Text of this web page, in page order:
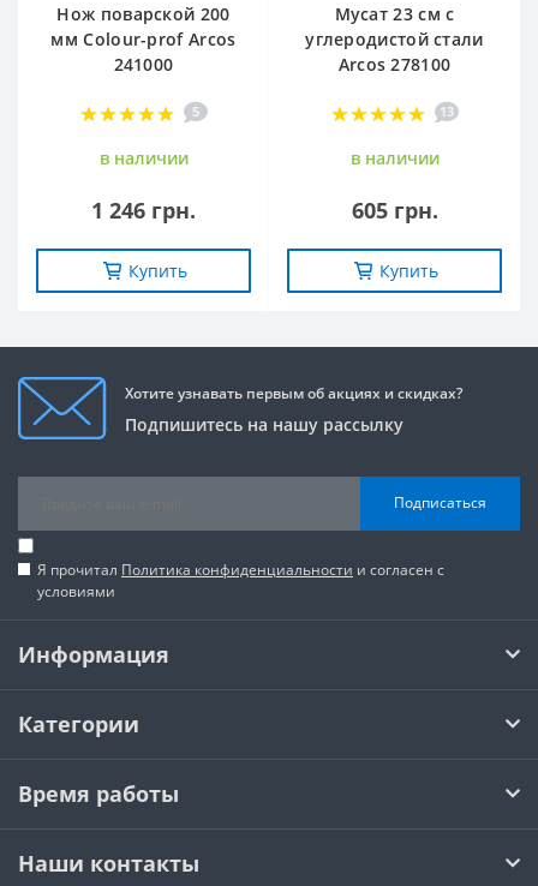
Нож поварской 200
мм Сolour-prof Arcos
241000
5
в наличии
1 246 грн.
Купить
Мусат 23 см с
углеродистой стали
Arcos 278100
13
в наличии
605 грн.
Купить
Хотите узнавать первым об акциях и скидках?
Подпишитесь на нашу рассылку
Подписаться
Я прочитал Политика конфиденциальности и согласен с
условиями
Информация
Категории
Время работы
Наши контакты